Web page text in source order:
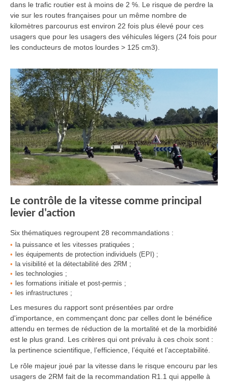
dans le trafic routier est à moins de 2 %. Le risque de perdre la
vie sur les routes françaises pour un même nombre de
kilomètres parcourus est environ 22 fois plus élevé pour ces
usagers que pour les usagers des véhicules légers (24 fois pour
les conducteurs de motos lourdes > 125 cm3).
Le contrôle de la vitesse comme principal
levier d'action
Six thématiques regroupent 28 recommandations :
la puissance et les vitesses pratiquées ;
les équipements de protection individuels (EPI) ;
la visibilité et la détectabilité des 2RM ;
les technologies ;
les formations initiale et post-permis ;
les infrastructures ;
Les mesures du rapport sont présentées par ordre
d'importance, en commençant donc par celles dont le bénéfice
attendu en termes de réduction de la mortalité et de la morbidité
est le plus grand. Les critères qui ont prévalu à ces choix sont :
la pertinence scientifique, l’efficience, l’équité et l’acceptabilité.
Le rôle majeur joué par la vitesse dans le risque encouru par les
usagers de 2RM fait de la recommandation R1.1 qui appelle à